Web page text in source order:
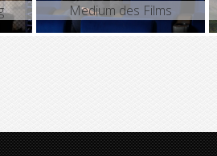
o
Medium des Films